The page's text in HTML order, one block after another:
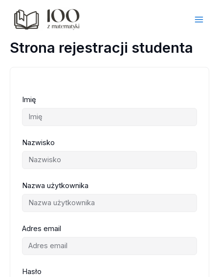
treści
Strona rejestracji studenta
Imię
Nazwisko
Nazwa użytkownika
Adres email
Hasło